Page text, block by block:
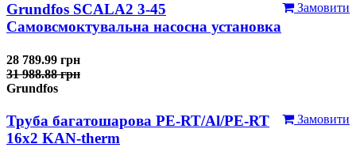
Замовити
Grundfos SCALA2 3-45
Самовсмоктувальна насосна установка
28 789.99 грн
31 988.88 грн
Grundfos
Замовити
Труба багатошарова PE-RT/Al/PE-RT
16x2 KAN-therm